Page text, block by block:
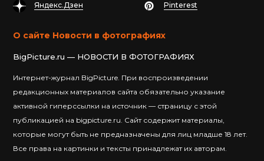
Яндекс.Дзен
Pinterest
О сайте Новости в фотографиях
BigPicture.ru — НОВОСТИ В ФОТОГРАФИЯХ
Интернет-журнал BigPicture. При воспроизведении
редакционных материалов сайта обязательно указание
активной гиперссылки на источник — страницу с этой
публикацией на bigpicture.ru. Сайт содержит материалы,
которые могут быть не предназначены для лиц младше 18 лет.
Все права на картинки и тексты принадлежат их авторам.